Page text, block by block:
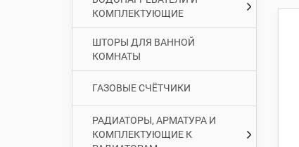
КОМПЛЕКТУЮЩИЕ
ШТОРЫ ДЛЯ ВАННОЙ
КОМНАТЫ
ГАЗОВЫЕ СЧЁТЧИКИ
РАДИАТОРЫ, АРМАТУРА И
КОМПЛЕКТУЮЩИЕ К